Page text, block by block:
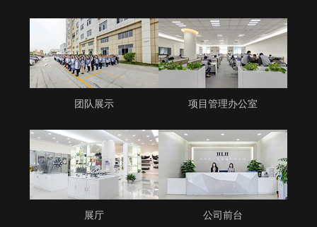
团队展示 项目管理办公室
展厅 公司前台